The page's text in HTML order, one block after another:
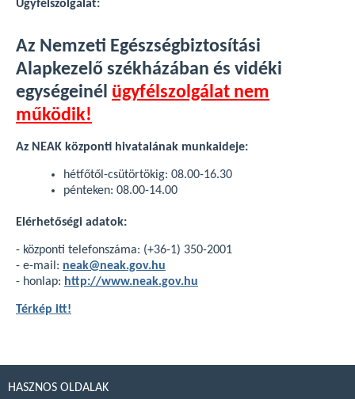
Ügyfélszolgálat:
Az Nemzeti Egészségbiztosítási
Alapkezelő székházában és vidéki
egységeinél ügyfélszolgálat nem
működik!
Az NEAK központi hivatalának munkaideje:
hétfőtől-csütörtökig: 08.00-16.30
pénteken: 08.00-14.00
Elérhetőségi adatok:
- központi telefonszáma: (+36-1) 350-2001
- e-mail: neak@neak.gov.hu
- honlap: http://www.neak.gov.hu
Térkép itt!
HASZNOS OLDALAK